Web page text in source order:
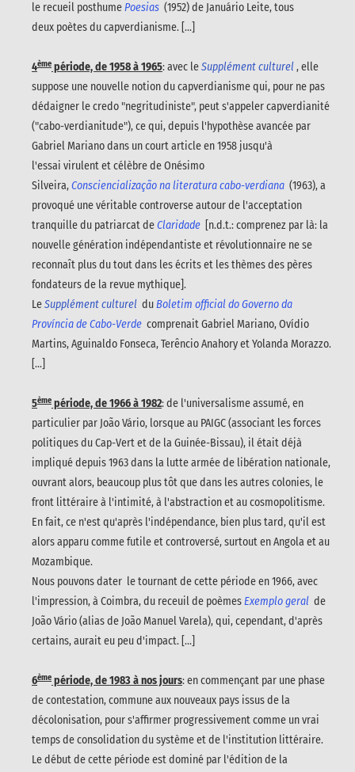
le recueil posthumePoesias (1952) de Januário Leite, tous
deux poètes du capverdianisme. [...]
4ème période, de 1958 à 1965: avec leSupplément culturel, elle
suppose une nouvelle notion du capverdianisme qui, pour ne pas
dédaigner le credo "negritudiniste", peut s'appeler capverdianité
("cabo-verdianitude"), ce qui, depuis l'hypothèse avancée par
Gabriel Mariano dans un court article en 1958 jusqu'à
l'essai virulent et célèbre de Onésimo
Silveira,Consciencialização na literatura cabo-verdiana (1963), a
provoqué une véritable controverse autour de l'acceptation
tranquille du patriarcat deClaridade
[n.d.t.: comprenez par là: la
nouvelle génération indépendantiste et révolutionnaire ne se
reconnaît plus du tout dans les écrits et les thèmes des pères
fondateurs de la revue mythique].
LeSupplément culturel duBoletim official do Governo da
Província de Cabo-Verde comprenait Gabriel Mariano, Ovídio
Martins, Aguinaldo Fonseca, Terêncio Anahory et Yolanda Morazzo.
[...]
5ème période, de 1966 à 1982: de l'universalisme assumé, en
particulier par João Vário, lorsque au PAIGC (associant les forces
politiques du Cap-Vert et de la Guinée-Bissau), il était déjà
impliqué depuis 1963 dans la lutte armée de libération nationale,
ouvrant alors, beaucoup plus tôt que dans les autres colonies, le
front littéraire à l'intimité, à l'abstraction et au cosmopolitisme.
En fait, ce n'est qu'après l'indépendance, bien plus tard, qu'il est
alors apparu comme futile et controversé, surtout en Angola et au
Mozambique.
Nous pouvons dater le tournant de cette période en 1966, avec
l'impression, à Coimbra, du receuil de poèmesExemplo geral de
João Vário (alias de João Manuel Varela), qui, cependant, d'après
certains, aurait eu peu d'impact. [...]
6ème période, de 1983 à nos jours: en commençant par une phase
de contestation, commune aux nouveaux pays issus de la
décolonisation, pour s'affirmer progressivement comme un vrai
temps de consolidation du système et de l'institution littéraire.
Le début de cette période est dominé par l'édition de la